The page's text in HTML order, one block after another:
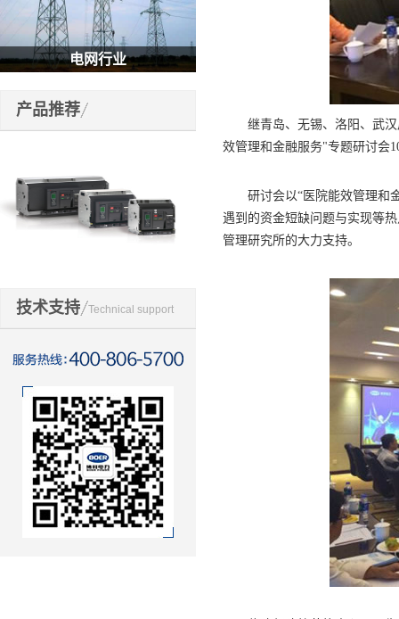
电网行业
产品推荐
技术支持 Technical support
继青岛、无锡、洛阳、武汉
效管理和金融服务"专题研讨会
研讨会以“医院能效管理和金
遇到的资金短缺问题与实现等
管理研究所的大力支持。